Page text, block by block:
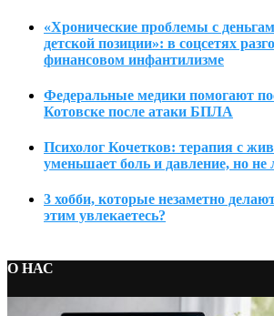
«Хронические проблемы с
детской позиции»: в соцсетях
финансовом инфантилизме
Федеральные медики помогают
Котовске после атаки БПЛА
Психолог Кочетков: терапия с
уменьшает боль и давление, но не
3 хобби, которые незаметно
этим увлекаетесь?
О НАС